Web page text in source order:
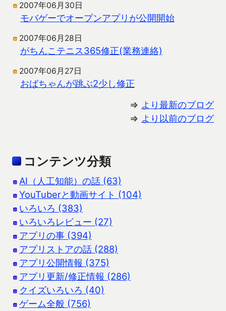
2007年06月30日
モバゲーでオープンアプリが公開開始
2007年06月28日
がちんこテニス365修正(業務連絡)
2007年06月27日
おばちゃんが跳ぶ2少し修正
⇒ より最新のブログ
⇒ より以前のブログ
コンテンツ分類
AI（人工知能）の話 (63)
YouTuberと動画サイト (104)
いろいろ (383)
いろいろレビュー (27)
アプリの事 (394)
アプリストアの話 (288)
アプリ公開情報 (375)
アプリ更新/修正情報 (286)
クイズいろいろ (40)
ゲーム全般 (756)